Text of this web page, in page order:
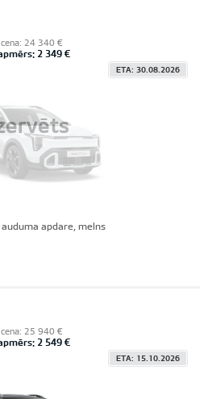
24 340 €
2 349 €
ETA: 30.08.2026
apdare, melns
25 940 €
2 549 €
ETA: 15.10.2026